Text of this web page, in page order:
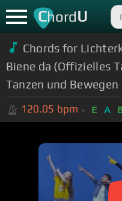
ChordU
Chords for
Biene da (Offizielles
Tanzen und Bewegen
120.05 bpm E A